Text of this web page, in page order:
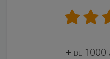
+ de 1000